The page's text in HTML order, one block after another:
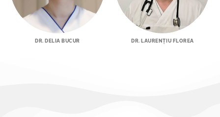
DR. DELIA BUCUR DR. LAURENȚIU FLOREA